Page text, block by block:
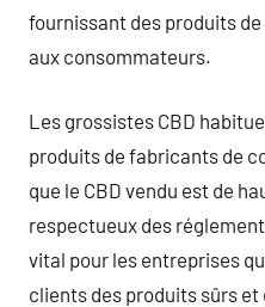
fournissant des produits
aux consommateurs.
Les grossistes CBD
produits de fabricants de
que le CBD vendu est de
respectueux des
vital pour les entreprises
clients des produits sûrs